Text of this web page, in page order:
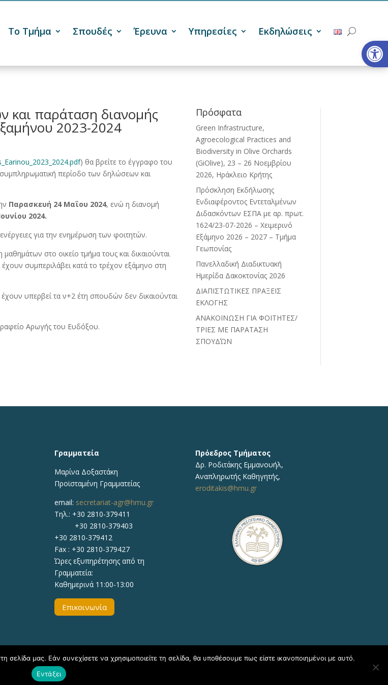
Το Τμήμα Σπουδές Έρευνα Υπηρεσίες Εκδηλώσεις
και παράταση διανομής
2023-2024
) θα βρείτε το έγγραφο του
περίοδο των δηλώσεων και
Παρασκευή 24 Μαΐου 2024, ενώ η διανομή
2024.
για την ενημέρωση των φοιτητών.
στο οικείο τμήμα τους και δικαιούνται
συμπεριλάβει κατά το τρέχον εξάμηνο στη
έχουν υπερβεί τα ν+2 έτη σπουδών δεν δικαιούνται
Αρωγής του Ευδόξου.
Πρόσφατα
Green Infrastructure,
Agroecological Practices and
Biodiversity in Olive Orchards
(GiOlive), 23 – 26 Νοεμβρίου
2026, Ηράκλειο Κρήτης
Πρόσκληση Εκδήλωσης
Ενδιαφέροντος Εντεταλμένων
Διδασκόντων ΕΣΠΑ με αρ. πρωτ.
1624/23-07-2026 – Χειμερινό
Εξάμηνο 2026 – 2027 – Τμήμα
Γεωπονίας
Πανελλαδική Διαδικτυακή
Ημερίδα Δακοκτονίας 2026
ΔΙΑΠΙΣΤΩΤΙΚΕΣ ΠΡΑΞΕΙΣ
ΕΚΛΟΓΗΣ
ΑΝΑΚΟΙΝΩΣΗ ΓΙΑ ΦΟΙΤΗΤΕΣ/
ΤΡΙΕΣ ΜΕ ΠΑΡΑΤΑΣΗ
ΣΠΟΥΔΏΝ
Γραμματεία
Μαρίνα Δοξαστάκη
Προϊσταμένη Γραμματείας
email: secretariat-agr@hmu.gr
Τηλ.: +30 2810-379411
+30 2810-379403
+30 2810-379412
Fax : +30 2810-379427
Ώρες εξυπηρέτησης από τη
Γραμματεία:
Καθημερινά 11:00-13:00
Επικοινωνία
Πρόεδρος Τμήματος
Δρ. Ροδιτάκης Εμμανουήλ,
Αναπληρωτής Καθηγητής,
eroditakis@hmu.gr
Εκπαιδευτικών Διαδικασιών - Δ/νση Πληροφορικής
μας. Εάν συνεχίσετε να χρησιμοποιείτε τη σελίδα, θα υποθέσουμε πως είστε ικανοποιημένοι με αυτό.
Εντάξει